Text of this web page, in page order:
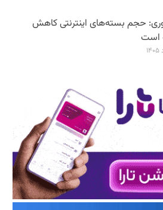
حجم بسته‌های اینترنتی کاهش
است